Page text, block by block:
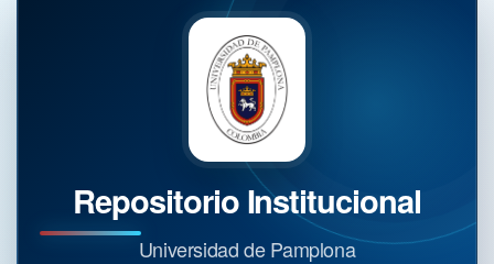
Repositorio Institucional
Universidad de Pamplona